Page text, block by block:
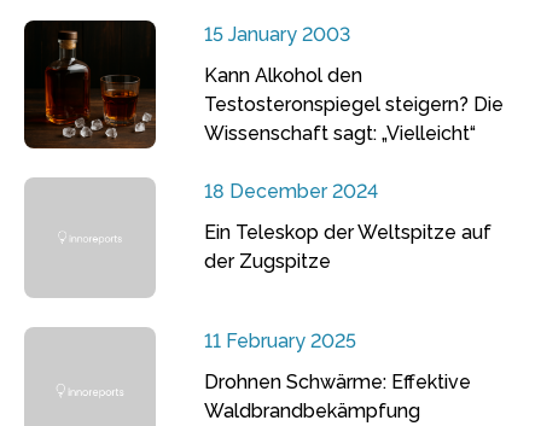
15 January 2003
Kann Alkohol den
Testosteronspiegel steigern? Die
Wissenschaft sagt: „Vielleicht“
18 December 2024
Ein Teleskop der Weltspitze auf
der Zugspitze
11 February 2025
Drohnen Schwärme: Effektive
Waldbrandbekämpfung